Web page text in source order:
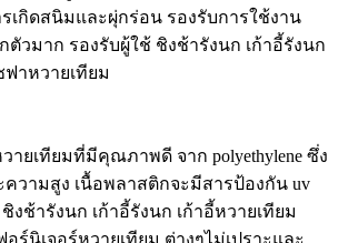
กิดสนิมและผุ่กร่อน รองรับการใช้งาน
วมาก รองรับผู้ใช้ ชิงช้ารังนก เก้าอี้รังนก
ฟาหวายเทียม
ายเทียมที่มีคุณภาพดี จาก polyethylene ซึ่ง
วามสูง เนื้อพลาสติกจะมีสารป้องกัน uv
งช้ารังนก เก้าอี้รังนก เก้าอี้หวายเทียม
ร์นิเจอร์หวายเทียม ต่างๆไม่เปราะและ